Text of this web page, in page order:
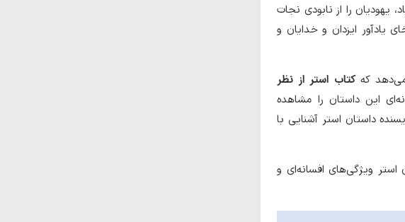
را از نابودی نجات
یادآور ایزدان و خدایان و
می‌دهد کهکتاب استر از نظر
این داستان را مشاهده
داستان استر آشنایی با
ویژگی‌های افسانه‌ای و